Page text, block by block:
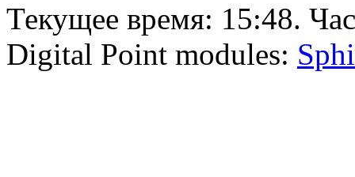
Текущее время: 15:48.
Digital Point modules: